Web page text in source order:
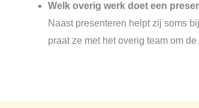
Welk overig werk doet een
Naast presenteren helpt zij soms
praat ze met het overig team om